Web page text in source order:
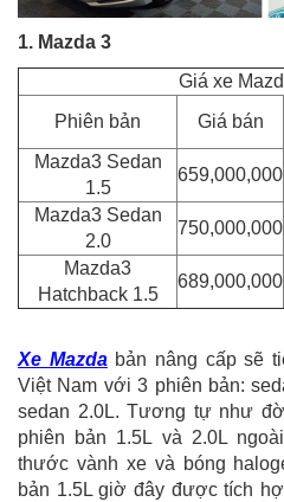
1. Mazda 3
Giá xe
Phiên bản
Giá bán
Mazda3 Sedan
1.5
659,000,000
Mazda3 Sedan
2.0
750,000,000
Mazda3
Hatchback 1.5
689,000,000
Xe Mazdabản nâng cấp sẽ
Việt Nam với 3 phiên bản:
sedan 2.0L. Tương tự như
phiên bản 1.5L và 2.0L
thước vành xe và bóng
bản 1.5L giờ đây được tích